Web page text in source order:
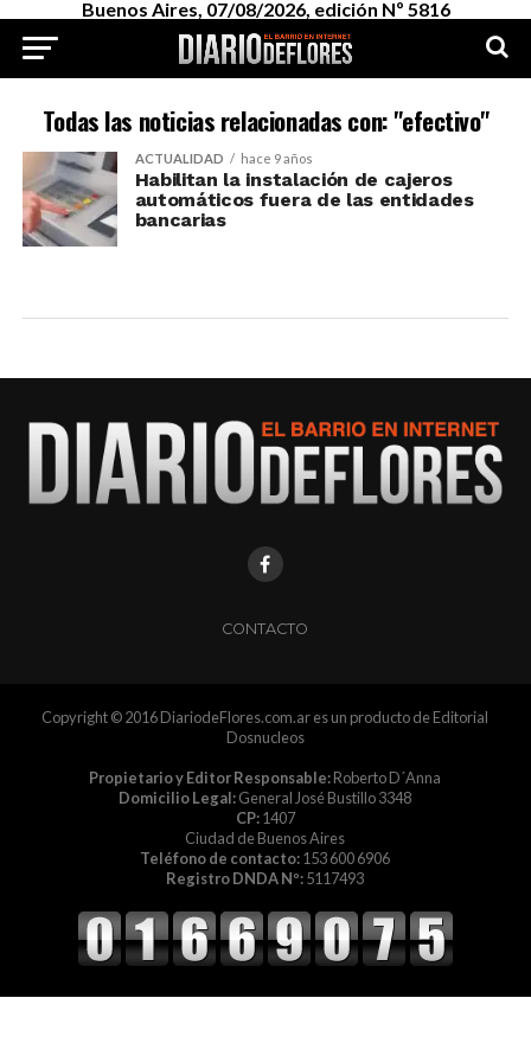
Buenos Aires, 07/08/2026, edición Nº 5816
Todas las noticias relacionadas con: "efectivo"
ACTUALIDAD hace 9 años
Habilitan la instalación de cajeros
automáticos fuera de las entidades
bancarias
CONTACTO
Copyright © 2016 DiariodeFlores.com.ar es un producto de Editorial
Dosnucleos
Propietario y Editor Responsable:Roberto D´Anna
Domicilio Legal:General José Bustillo 3348
CP:1407
Ciudad de Buenos Aires
Teléfono de contacto:153 600 6906
Registro DNDA Nº:5117493